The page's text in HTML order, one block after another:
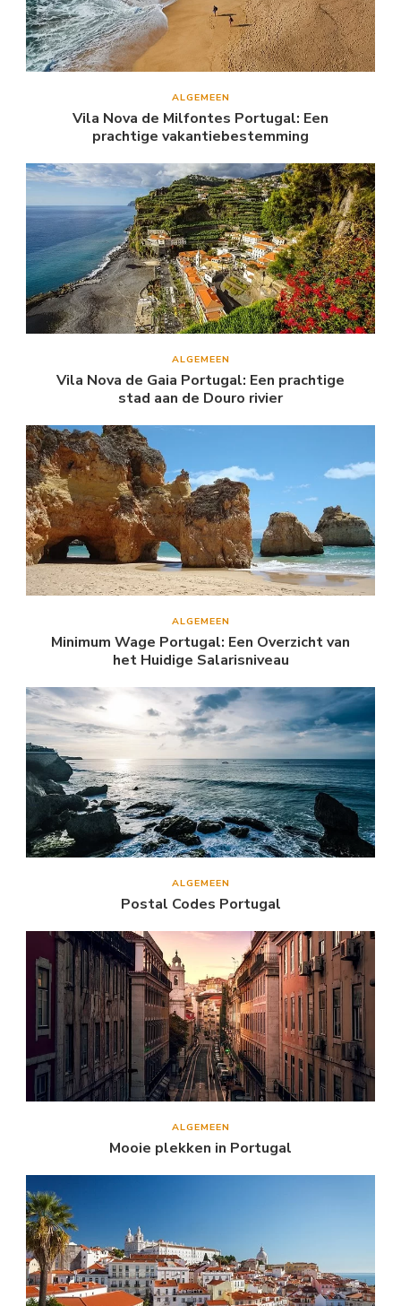
ALGEMEEN
Vila Nova de Milfontes Portugal: Een
prachtige vakantiebestemming
ALGEMEEN
Vila Nova de Gaia Portugal: Een prachtige
stad aan de Douro rivier
ALGEMEEN
Minimum Wage Portugal: Een Overzicht van
het Huidige Salarisniveau
ALGEMEEN
Postal Codes Portugal
ALGEMEEN
Mooie plekken in Portugal